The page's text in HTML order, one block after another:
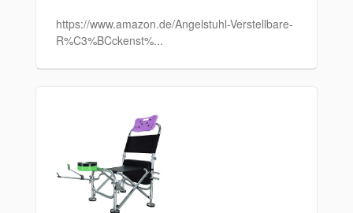
https://www.amazon.de/Angelstuhl-Verstellbare-
R%C3%BCckenst%...